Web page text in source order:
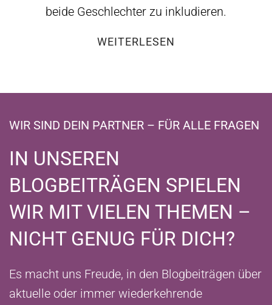
beide Geschlechter zu inkludieren.
WEITERLESEN
WIR SIND DEIN PARTNER – FÜR ALLE FRAGEN
IN UNSEREN
BLOGBEITRÄGEN SPIELEN
WIR MIT VIELEN THEMEN –
NICHT GENUG FÜR DICH?
Es macht uns Freude, in den Blogbeiträgen über
aktuelle oder immer wiederkehrende